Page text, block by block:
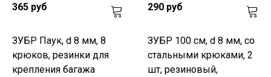
365 руб
ЗУБР Паук, d 8 мм, 8
крюков, резинки для
крепления багажа
290 руб
ЗУБР 100 см, d 8 мм, со
стальными крюками, 2
шт, резиновый,